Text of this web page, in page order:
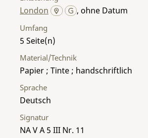
London , ohne Datum
Umfang
5
Material/Technik
Papier ; Tinte ; handschriftlich
Sprache
Deutsch
Signatur
NA V A 5 III Nr. 11